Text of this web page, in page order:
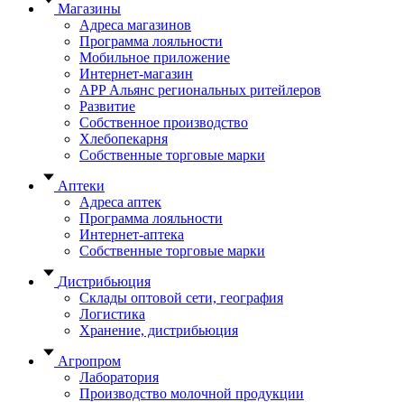
Магазины
Адреса магазинов
Программа лояльности
Мобильное приложение
Интернет-магазин
APP Альянс региональных ритейлеров
Развитие
Собственное производство
Хлебопекарня
Собственные торговые марки
Аптеки
Адреса аптек
Программа лояльности
Интернет-аптека
Собственные торговые марки
Дистрибьюция
Склады оптовой сети, география
Логистика
Хранение, дистрибьюция
Агропром
Лаборатория
Производство молочной продукции